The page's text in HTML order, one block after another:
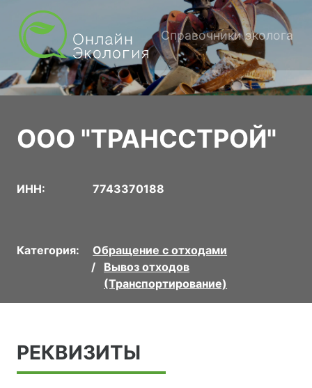
Справочники эколога
ООО "ТРАНССТРОЙ"
ИНН: 7743370188
Категория:
Обращение с отходами
Вывоз отходов
(Транспортирование)
РЕКВИЗИТЫ